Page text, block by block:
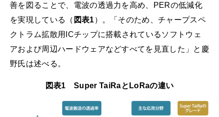
善を図ることで、電波の透過力を高め、PERの低減化
を実現している（ 図表1）。「そのため、チャープスペ
クトラム拡散用ICチップに搭載されているソフトウェ
アおよび周辺ハードウェアなどすべてを見直した」と慶
野氏は述べる。
図表1 Super TaiRaとLoRaの違い